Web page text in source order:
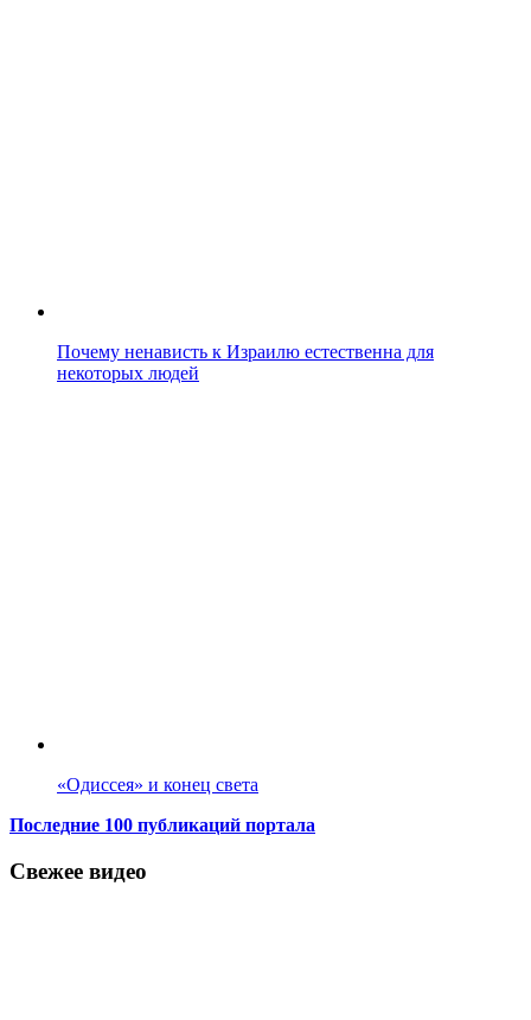
Почему ненависть к Израилю естественна для
некоторых людей
«Одиссея» и конец света
Последние 100 публикаций портала
Свежее видео